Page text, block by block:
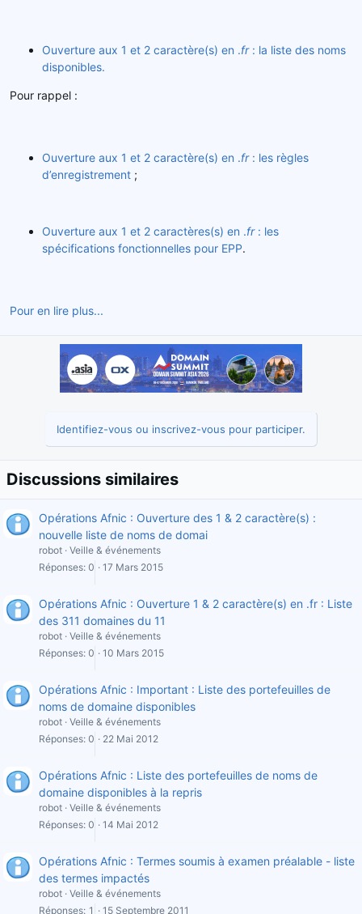
Ouverture aux 1 et 2 caractère(s) en .fr: la liste des noms
disponibles.
Pour rappel :
Ouverture aux 1 et 2 caractère(s) en .fr: les règles
d’enregistrement ;
Ouverture aux 1 et 2 caractères(s) en .fr: les
spécifications fonctionnelles pour EPP.
Pour en lire plus...
Identifiez-vous ou inscrivez-vous pour participer.
Discussions similaires
Opérations Afnic : Ouverture des 1 & 2 caractère(s) :
nouvelle liste de noms de domai
robot Veille & événements
Réponses 0 17 Mars 2015
Opérations Afnic : Ouverture 1 & 2 caractère(s) en .fr : Liste
des 311 domaines du 11
robot Veille & événements
Réponses 0 10 Mars 2015
Opérations Afnic : Important : Liste des portefeuilles de
noms de domaine disponibles
robot Veille & événements
Réponses 0 22 Mai 2012
Opérations Afnic : Liste des portefeuilles de noms de
domaine disponibles à la repris
robot Veille & événements
Réponses 0 14 Mai 2012
Opérations Afnic : Termes soumis à examen préalable - liste
des termes impactés
robot Veille & événements
Réponses 1 15 Septembre 2011